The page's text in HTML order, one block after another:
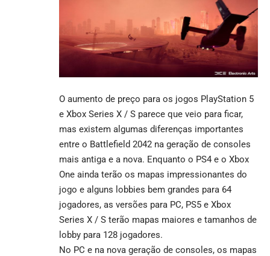
O aumento de preço para os jogos PlayStation 5
e Xbox Series X / S parece que veio para ficar,
mas existem algumas diferenças importantes
entre o Battlefield 2042 na geração de consoles
mais antiga e a nova. Enquanto o PS4 e o Xbox
One ainda terão os mapas impressionantes do
jogo e alguns lobbies bem grandes para 64
jogadores, as versões para PC, PS5 e Xbox
Series X / S terão mapas maiores e tamanhos de
lobby para 128 jogadores.
No PC e na nova geração de consoles, os mapas